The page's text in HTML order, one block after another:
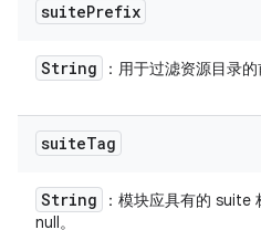
suitePrefix
String ：用于过滤资源目录的
suiteTag
String
：模块应具有的 suite
null。